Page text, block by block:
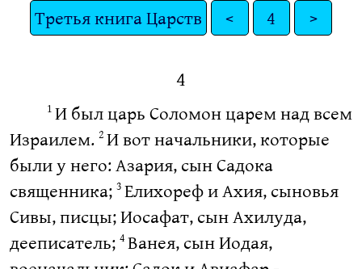
Третья книга Царств < 4 >
4
1 И был царь Соломон царем над всем
Израилем. 2 И вот начальники, которые
были у него: Азария, сын Садока
священника; 3 Елихореф и Ахия, сыновья
Сивы, писцы; Иосафат, сын Ахилуда,
дееписатель; 4 Ванея, сын Иодая,